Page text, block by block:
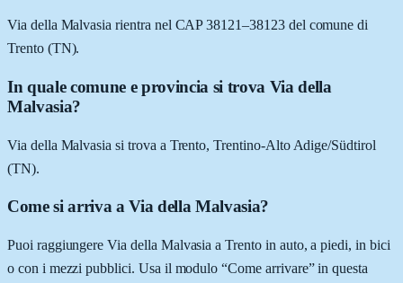
Via della Malvasia rientra nel CAP 38121–38123 del comune di
Trento (TN).
In quale comune e provincia si trova Via della
Malvasia?
Via della Malvasia si trova a Trento, Trentino-Alto Adige/Südtirol
(TN).
Come si arriva a Via della Malvasia?
Puoi raggiungere Via della Malvasia a Trento in auto, a piedi, in bici
o con i mezzi pubblici. Usa il modulo “Come arrivare” in questa